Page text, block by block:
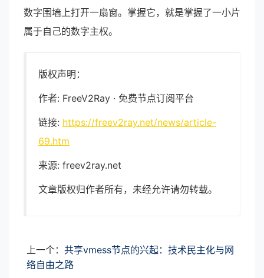
数字围墙上打开一扇窗。掌握它，就是掌握了一小片
属于自己的数字主权。
版权声明：
作者: FreeV2Ray · 免费节点订阅平台
链接: https://freev2ray.net/news/article-
69.htm
来源: freev2ray.net
文章版权归作者所有，未经允许请勿转载。
上一个： 共享vmess节点的兴起：技术民主化与网
络自由之路